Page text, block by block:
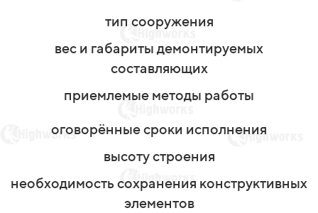
тип сооружения
вес и габариты демонтируемых
составляющих
приемлемые методы работы
оговорённые сроки исполнения
высоту строения
необходимость сохранения конструктивных
элементов